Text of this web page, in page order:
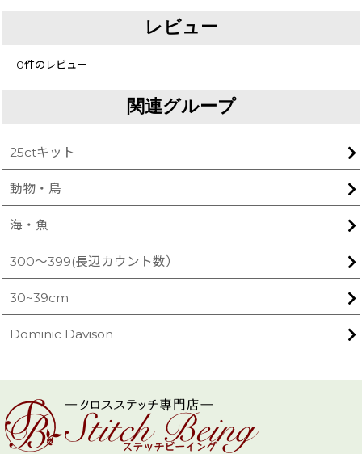
レビュー
0件のレビュー
関連グループ
25ctキット
動物・鳥
海・魚
300〜399(長辺カウント数）
30~39cm
Dominic Davison